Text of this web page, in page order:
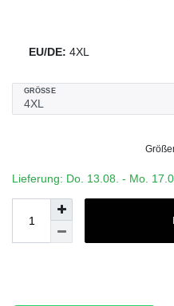
EU/DE: 4XL
GRÖSSE
Lieferung: Do. 13.08. - Mo.